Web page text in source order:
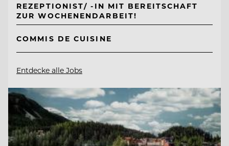
REZEPTIONIST/ -IN MIT BEREITSCHAFT
ZUR WOCHENENDARBEIT!
COMMIS DE CUISINE
Entdecke alle Jobs